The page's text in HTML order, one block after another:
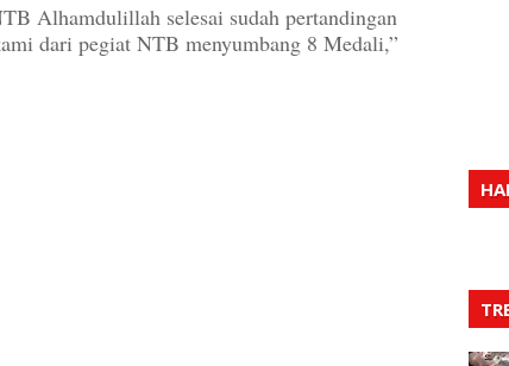
Alhamdulillah selesai sudah pertandingan
dari pegiat NTB menyumbang 8 Medali,”